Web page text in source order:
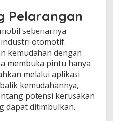
Pelarangan
sebenarnya
otomotif.
kemudahan dengan
membuka pintu hanya
melalui aplikasi
kemudahannya,
potensi kerusakan
dapat ditimbulkan.